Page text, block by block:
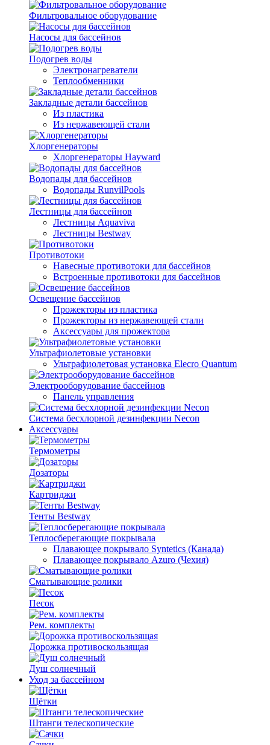
Фильтровальное оборудование
Насосы для бассейнов
Подогрев воды
Электронагреватели
Теплообменники
Закладные детали бассейнов
Из пластика
Из нержавеющей стали
Хлоргенераторы
Хлоргенераторы Hayward
Водопады для бассейнов
Водопады RunvilPools
Лестницы для бассейнов
Лестницы Aquaviva
Лестницы Bestway
Противотоки
Навесные противотоки для бассейнов
Встроенные противотоки для бассейнов
Освещение бассейнов
Прожекторы из пластика
Прожекторы из нержавеющей стали
Аксессуары для прожектора
Ультрафиолетовые установки
Ультрафиолетовая установка Elecro Quantum
Электрооборудование бассейнов
Панель управления
Система бесхлорной дезинфекции Necon
Аксессуары
Термометры
Дозаторы
Картриджи
Тенты Bestway
Теплосберегающие покрывала
Плавающее покрывало Syntetics (Канада)
Плавающее покрывало Azuro (Чехия)
Сматывающие ролики
Песок
Рем. комплекты
Дорожка противоскользящая
Душ солнечный
Уход за бассейном
Щётки
Штанги телескопические